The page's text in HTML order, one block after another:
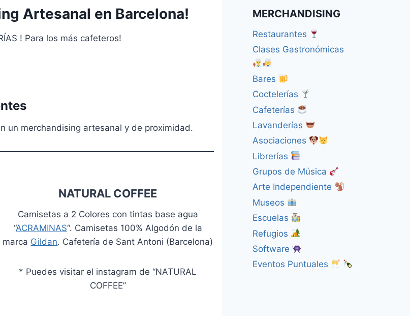
Artesanal en Barcelona!
! Para los más cafeteros!
un merchandising artesanal y de proximidad.
NATURAL COFFEE
Camisetas a 2 Colores con tintas base agua
“ACRAMINAS“. Camisetas 100% Algodón de la
marca Gildan. Cafetería de Sant Antoni (Barcelona)
* Puedes visitar el instagram de “NATURAL
COFFEE”
MERCHANDISING
Restaurantes
Clases Gastronómicas
Bares
Coctelerías
Cafeterías
Lavanderías
Asociaciones
Librerías
Grupos de Música
Arte Independiente
Museos
Escuelas
Refugios
Software
Eventos Puntuales